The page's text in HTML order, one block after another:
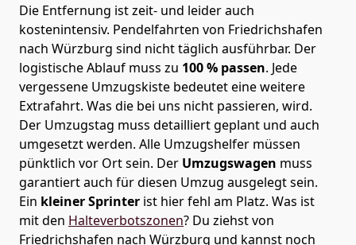
Die Entfernung ist zeit- und leider auch
kostenintensiv. Pendelfahrten von Friedrichshafen
nach Würzburg sind nicht täglich ausführbar. Der
logistische Ablauf muss zu 100 % passen. Jede
vergessene Umzugskiste bedeutet eine weitere
Extrafahrt. Was die bei uns nicht passieren, wird.
Der Umzugstag muss detailliert geplant und auch
umgesetzt werden. Alle Umzugshelfer müssen
pünktlich vor Ort sein. Der Umzugswagen muss
garantiert auch für diesen Umzug ausgelegt sein.
Ein kleiner Sprinter ist hier fehl am Platz. Was ist
mit den Halteverbotszonen? Du ziehst von
Friedrichshafen nach Würzburg und kannst noch